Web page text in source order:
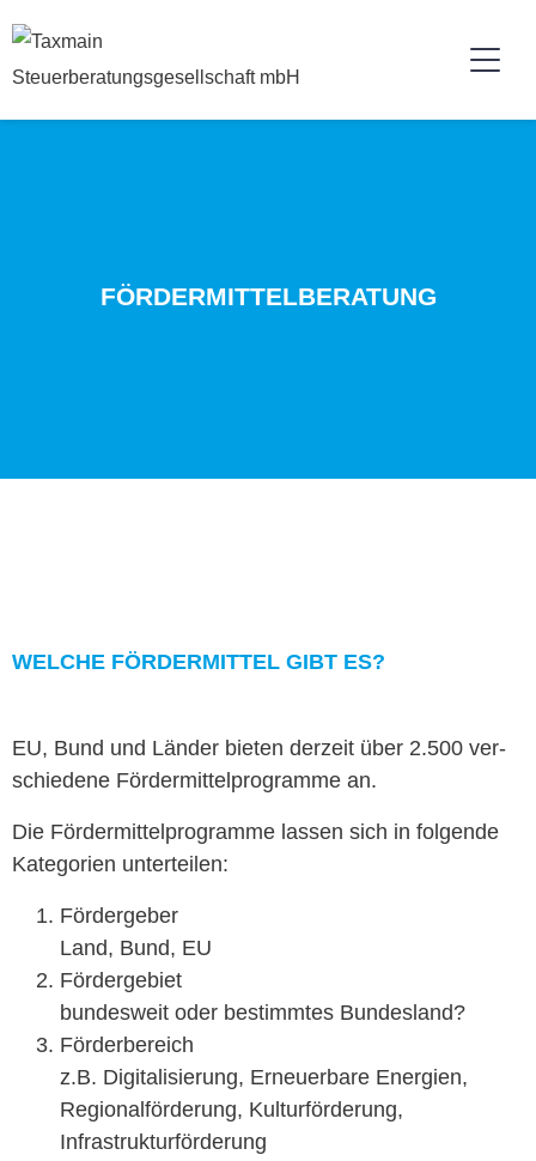
FÖR­DER­MIT­TEL­BER­ATUNG
WELCHE FÖR­DER­MIT­TEL GIBT ES?
EU, Bund und Län­der bieten derzeit über 2.500 ver­
schiedene För­der­mit­tel­pro­gramme an.
Die För­der­mit­tel­pro­gramme lassen sich in fol­gende
Kat­e­gorien unterteilen:
Förderge­ber
Land, Bund, EU
Förderge­bi­et
bun­desweit oder bes­timmtes Bundesland?
Förder­bere­ich
z.B. Dig­i­tal­isierung, Erneuer­bare Energien,
Region­alförderung, Kul­tur­förderung,
Infrastrukturförderung